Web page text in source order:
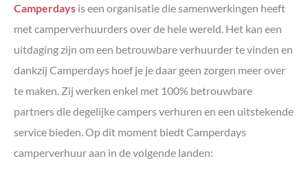
Camperdays is een organisatie die samenwerkingen heeft
met camperverhuurders over de hele wereld. Het kan een
uitdaging zijn om een betrouwbare verhuurder te vinden en
dankzij Camperdays hoef je je daar geen zorgen meer over
te maken. Zij werken enkel met 100% betrouwbare
partners die degelijke campers verhuren en een uitstekende
service bieden. Op dit moment biedt Camperdays
camperverhuur aan in de volgende landen: